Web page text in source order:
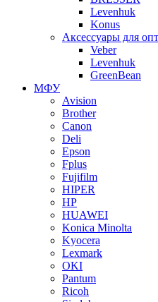
Levenhuk
Konus
Аксессуары для
Veber
Levenhuk
GreenBean
МФУ
Avision
Brother
Canon
Deli
Epson
Fplus
Fujifilm
HIPER
HP
HUAWEI
Konica Minolta
Kyocera
Lexmark
OKI
Pantum
Ricoh